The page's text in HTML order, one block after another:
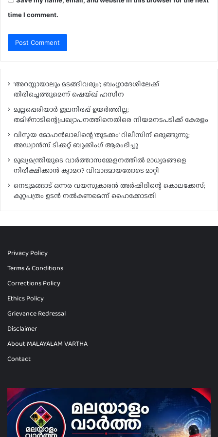
time I comment.
‘അറസ്റ്റായാലും മടങ്ങിവരും’; ബംഗ്ലാദേശിലേക്ക്
തിരിച്ചെത്തുമെന്ന് ഷെയ്ഖ് ഹസീന
മുല്ലപ്പെരിയാർ ജലനിരപ്പ് ഉയർത്തില്ല;
തമിഴ്‌നാടിന്റെപ്രഖ്യാപനത്തിനെതിരെ നിയമനടപടിക്ക് കേരളം
വിസ്മയ മോഹൻലാലിന്റെ ‘തുടക്കം’ റിലീസിന് ഒരുങ്ങുന്നു;
അഡ്വാൻസ് ടിക്കറ്റ് ബുക്കിംഗ് ആരംഭിച്ചു
മുഖ്യമന്ത്രിയുടെ വാർത്താസമ്മേളനത്തിൽ മാധ്യമങ്ങളെ
നിരീക്ഷിക്കാൻ ക്യാമറ? വിവാദമായതോടെ മാറ്റി
നെടുമങ്ങാട് ഒന്നര വയസുകാരൻ അർഷിദിന്റെ കൊലക്കേസ്;
കുറ്റപത്രം ഉടൻ നൽകണമെന്ന് ഹൈക്കോടതി
Privacy Policy
Terms & Conditions
Corrections Policy
Ethics Policy
Grievance Redressal
Disclaimer
About MALAYALAM VARTHA
Contact